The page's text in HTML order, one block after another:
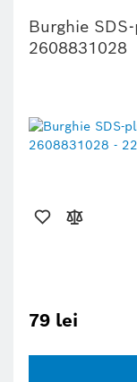
Burghie
2608831028
79 lei